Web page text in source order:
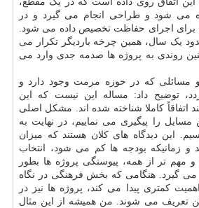
می شود و طراحی انجام می گیرد و در
برای اجرای حفاظت تخصیص داده می شود.
یک سال، همین چرخه باردیگر تکرار می
روندی به پروژه ها صدمه جدی وارد می
مسائلی که در حوزه مرمت وجود دارد و
توضیح داد: مساله این نیست که این
اتفاقاً کاملا شناخته شده اند. مشکل اصلی
را پیگیری می نماییم، در نهایت به
این دیدگاه های کلان هستند که میزان
و زمانیکه بودجه ها کم می شود، انتخاب
مهم تر از همه، پیوستگی پروژه ها بطور
می گیرد. هنگامی که بخش فرهنگی در نگاه
کمتری پیدا می کند، پروژه ها نیز در
تعریف می شوند. من همیشه از این مثال